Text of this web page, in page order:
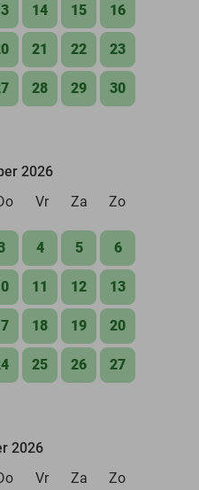
14 15 16
21 22 23
28 29 30
2026
Vr Za Zo
4 5 6
11 12 13
18 19 20
25 26 27
2026
Vr Za Zo